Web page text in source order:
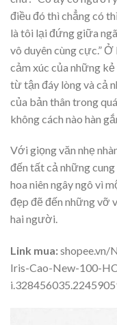
điều đó thì chẳng có
là tôi lại đứng giữa
vô duyên cùng cực.”
cảm xúc của những
từ tận đáy lòng và cả
của bản thân trong
không cách nào hàn
Với giọng văn nhẹ
đến tất cả những
hoa niên ngây ngô vì
đẹp đẽ đến những vỡ
hai người.
Link mua:
Iris-Cao-New-100-